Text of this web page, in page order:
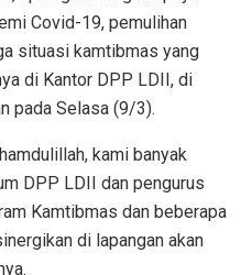
Covid-19, pemulihan
situasi kamtibmas yang
di Kantor DPP LDII, di
pada Selasa (9/3).
kami banyak
DPP LDII dan pengurus
Kamtibmas dan beberapa
di lapangan akan